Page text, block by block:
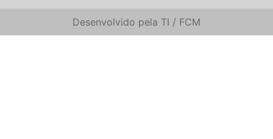
Desenvolvido pela TI / FCM